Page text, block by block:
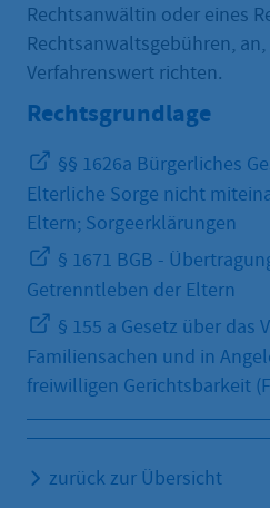
Rechtsanwältin oder eines
Rechtsanwaltsgebühren,
Verfahrenswert richten.
Rechtsgrundlage
§§ 1626a Bürgerliches
Elterliche Sorge nicht
Eltern; Sorgeerklärungen
§ 1671 BGB -
Getrenntleben der Eltern
§ 155 a Gesetz über das
Familiensachen und in
freiwilligen Gerichtsbarkeit
zurück zur Übersicht